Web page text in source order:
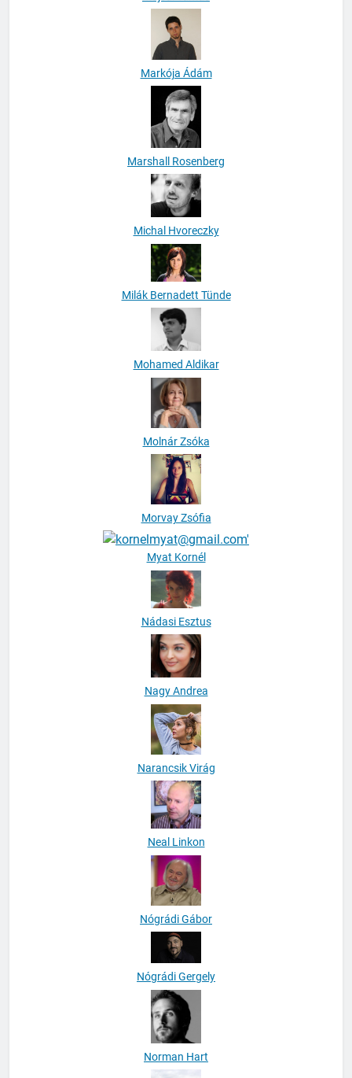
Majsai Tamás
Markója Ádám
Marshall Rosenberg
Michal Hvoreczky
Milák Bernadett Tünde
Mohamed Aldikar
Molnár Zsóka
Morvay Zsófia
Myat Kornél
Nádasi Esztus
Nagy Andrea
Narancsik Virág
Neal Linkon
Nógrádi Gábor
Nógrádi Gergely
Norman Hart